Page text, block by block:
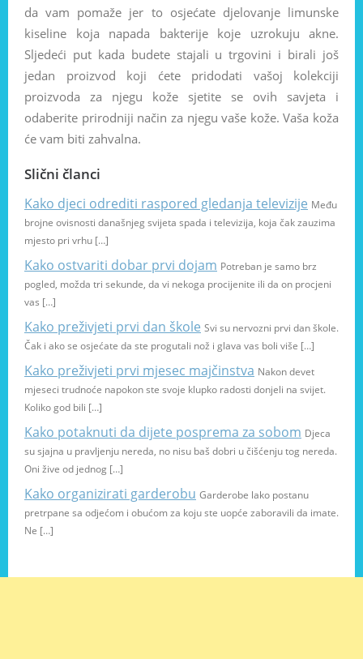
da vam pomaže jer to osjećate djelovanje limunske
kiseline koja napada bakterije koje uzrokuju akne.
Sljedeći put kada budete stajali u trgovini i birali još
jedan proizvod koji ćete pridodati vašoj kolekciji
proizvoda za njegu kože sjetite se ovih savjeta i
odaberite prirodniji način za njegu vaše kože. Vaša koža
će vam biti zahvalna.
Slični članci
Kako djeci odrediti raspored gledanja televizije Među
brojne ovisnosti današnjeg svijeta spada i televizija, koja čak zauzima
mjesto pri vrhu […]
Kako ostvariti dobar prvi dojam Potreban je samo brz
pogled, možda tri sekunde, da vi nekoga procijenite ili da on procjeni
vas […]
Kako preživjeti prvi dan škole Svi su nervozni prvi dan škole.
Čak i ako se osjećate da ste progutali nož i glava vas boli više […]
Kako preživjeti prvi mjesec majčinstva Nakon devet
mjeseci trudnoće napokon ste svoje klupko radosti donjeli na svijet.
Koliko god bili […]
Kako potaknuti da dijete posprema za sobom Djeca
su sjajna u pravljenju nereda, no nisu baš dobri u čišćenju tog nereda.
Oni žive od jednog […]
Kako organizirati garderobu Garderobe lako postanu
pretrpane sa odjećom i obućom za koju ste uopće zaboravili da imate.
Ne […]